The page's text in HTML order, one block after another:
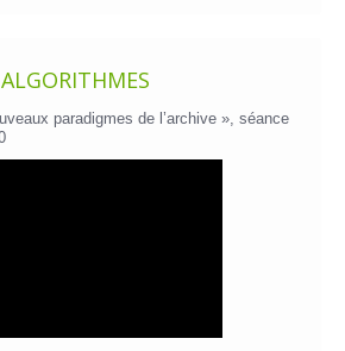
paradigmes de l’archive », séance